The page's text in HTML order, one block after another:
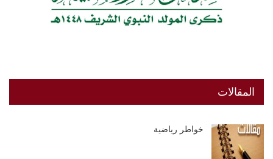
المقالات
خواطر رياضية